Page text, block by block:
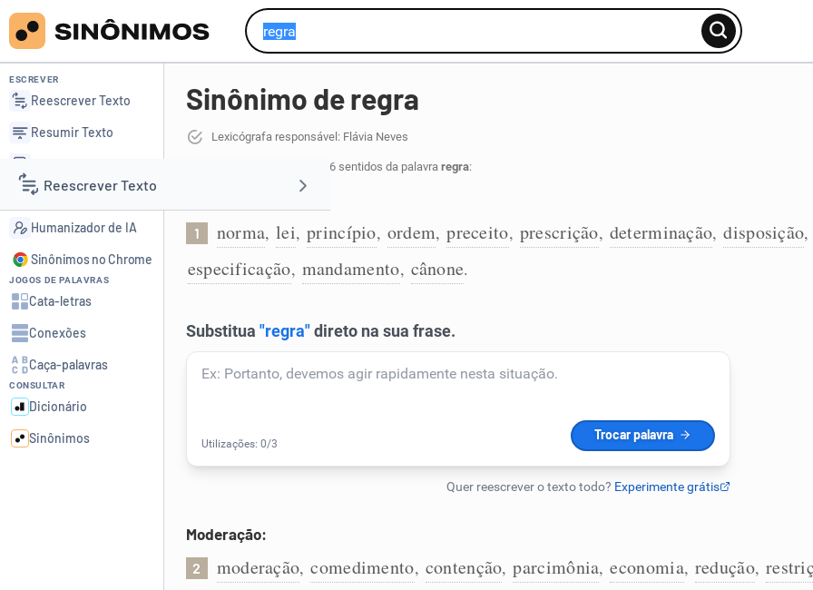
Reescrever Texto
Resumir Texto
Corrigir Texto
Detector de IA
Humanizador de IA
ESCREVER
Reescrever Texto
Resumir Texto
Detector de IA
Humanizador de IA
Sinônimos no Chrome
JOGOS DE PALAVRAS
Cata-letras
Conexões
Caça-palavras
CONSULTAR
Dicionário
Sinônimos
Sinônimo de regra
Lexicógrafa responsável: Flávia Neves
para 6 sentidos da palavra regra:
1 norma, lei, princípio, ordem, preceito, prescrição, determinação, disposição,
especificação, mandamento, cânone.
Moderação:
2 moderação, comedimento, contenção, parcimônia, economia, redução,